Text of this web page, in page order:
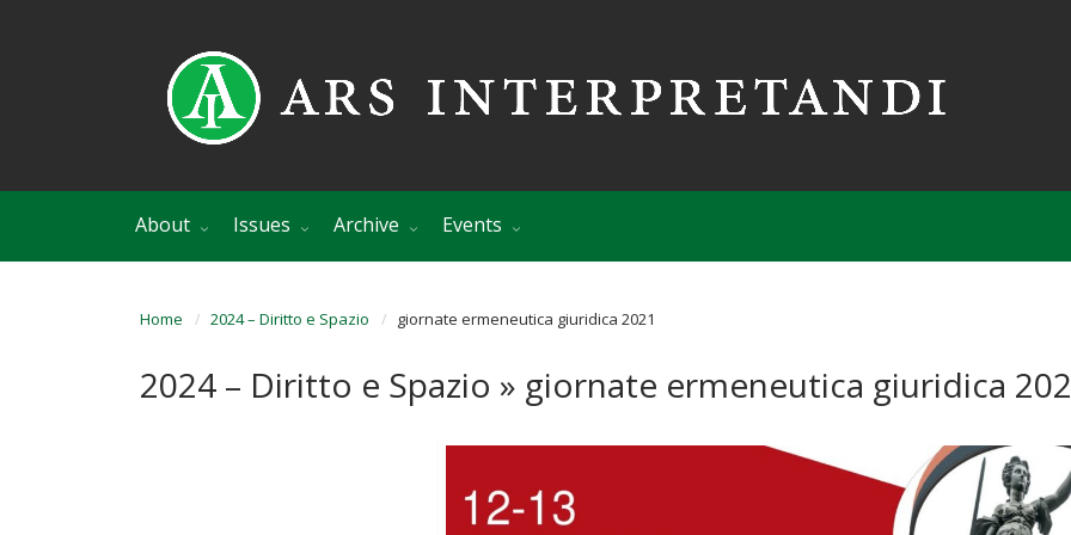
About Issues Archive Events
Home 2024 – Diritto e Spazio giornate ermeneutica giuridica 2021
2024 – Diritto e Spazio » giornate ermeneutica giuridica